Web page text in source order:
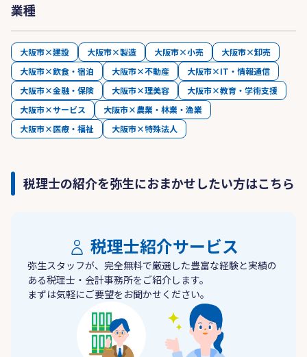
業種
大阪市×建設 大阪市×製造 大阪市×小売
大阪市×卸売
大阪市×飲食・宿泊
大阪市×不動産
大阪市×IT・情報通信
大阪市×金融・保険
大阪市×理美容
大阪市×教育・学術支援
大阪市×サービス
大阪市×農業・林業・漁業
大阪市×医療・福祉
大阪市×特殊法人
税理士の紹介を弥生におまかせしたい方はこちら
税理士紹介サービス
弥生スタッフが、完全無料で厳選した豊富な経験と実績の
ある税理士・会計事務所をご紹介します。
まずは気軽にご要望をお聞かせください。